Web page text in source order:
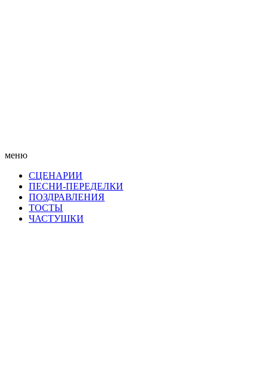
меню
СЦЕНАРИИ
ПЕСНИ-ПЕРЕДЕЛКИ
ПОЗДРАВЛЕНИЯ
ТОСТЫ
ЧАСТУШКИ